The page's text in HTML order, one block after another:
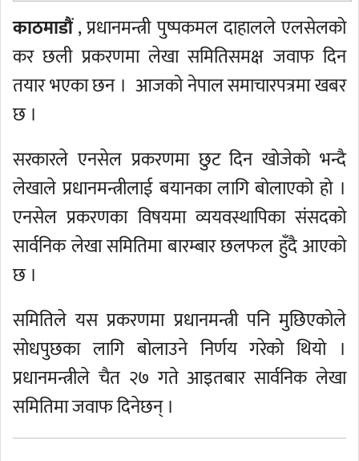
काठमाडौं, प्रधानमन्त्री पुष्पकमल दाहालले एलसेलको
कर छली प्रकरणमा लेखा समितिसमक्ष जवाफ दिन
तयार भएका छन । आजको नेपाल समाचारपत्रमा खबर
छ ।
सरकारले एनसेल प्रकरणमा छुट दिन खोजेको भन्दै
लेखाले प्रधानमन्त्रीलाई बयानका लागि बोलाएको हो ।
एनसेल प्रकरणका विषयमा व्ययवस्थापिका संसदको
सार्वनिक लेखा समितिमा बारम्बार छलफल हुँदै आएको
छ ।
समितिले यस प्रकरणमा प्रधानमन्त्री पनि मुछिएकोले
सोधपुछका लागि बोलाउने निर्णय गरेको थियो ।
प्रधानमन्त्रीले चैत २७ गते आइतबार सार्वनिक लेखा
समितिमा जवाफ दिनेछन् ।